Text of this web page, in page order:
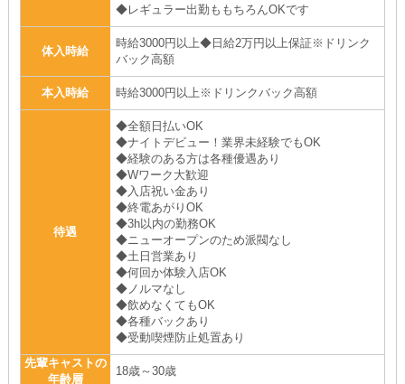
◆レギュラー出勤ももちろんOKです
体入時給
時給3000円以上◆日給2万円以上保証※ドリンク
バック高額
本入時給 時給3000円以上※ドリンクバック高額
待遇
◆全額日払いOK
◆ナイトデビュー！業界未経験でもOK
◆経験のある方は各種優遇あり
◆Wワーク大歓迎
◆入店祝い金あり
◆終電あがりOK
◆3h以内の勤務OK
◆ニューオープンのため派閥なし
◆土日営業あり
◆何回か体験入店OK
◆ノルマなし
◆飲めなくてもOK
◆各種バックあり
◆受動喫煙防止処置あり
先輩キャストの
年齢層
18歳～30歳